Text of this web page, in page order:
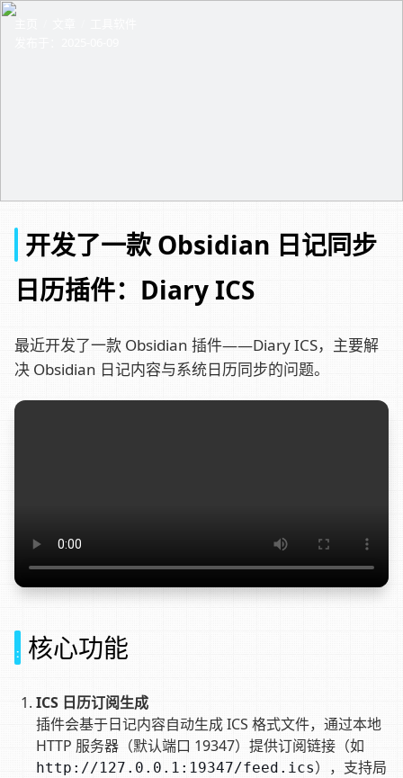
开发了一款 Obsidian 日记同步
日历插件：Diary ICS
最近开发了一款 Obsidian 插件——Diary ICS，主要解
决 Obsidian 日记内容与系统日历同步的问题。
核心功能
ICS 日历订阅生成
插件会基于日记内容自动生成 ICS 格式文件，通过本地
HTTP 服务器（默认端口 19347）提供订阅链接（如
http://127.0.0.1:19347/feed.ics），支持局